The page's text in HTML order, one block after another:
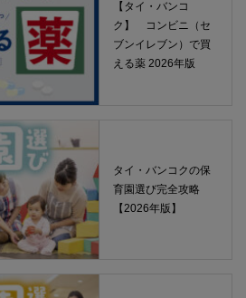
【タイ・バンコ
ク】 コンビニ（セ
ブンイレブン）で買
える薬 2026年版
タイ・バンコクの保
育園選び完全攻略
【2026年版】